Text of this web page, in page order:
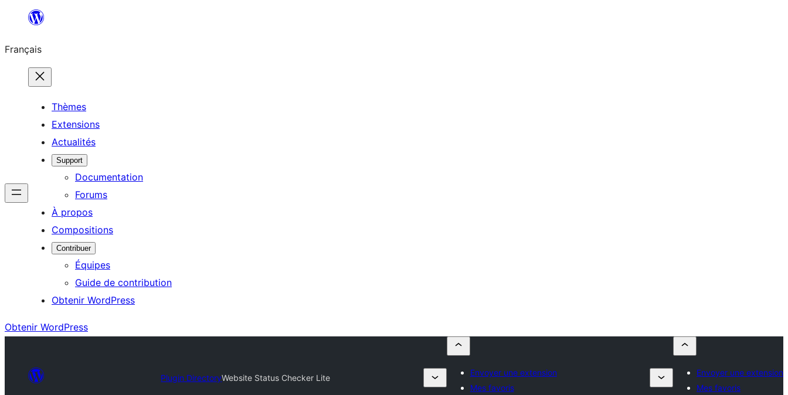
contenu
Français
Thèmes
Extensions
Actualités
Support
Documentation
Forums
À propos
Compositions
Contribuer
Équipes
Guide de contribution
Obtenir WordPress
Obtenir WordPress
Plugin DirectoryWebsite Status Checker Lite
Envoyer une extension
Mes favoris
Envoyer une extension
Mes favoris